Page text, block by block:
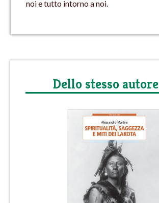
noi e tutto intorno a noi.
Dello stesso autore